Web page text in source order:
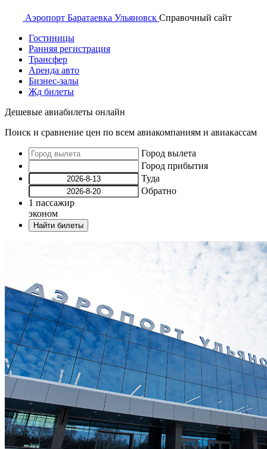
Аэропорт Баратаевка Ульяновск Справочный сайт
Гостиницы
Ранняя регистрация
Трансфер
Аренда авто
Бизнес-залы
Жд билеты
Дешевые авиабилеты онлайн
Поиск и сравнение цен по всем авиакомпаниям и авиакассам
Город вылета
Город прибытия
Туда
Обратно
1 пассажир
эконом
Найти билеты